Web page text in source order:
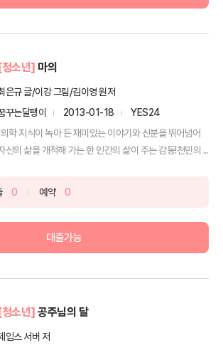
소년] 마의
은규 글/이강 그림/김이영 원저
꾸는달팽이
2013-01-18
YES24
학 지식이 녹아 든 재미있는 이야기와 신분을 뛰어넘어
신의 삶을 개척해 가는 한 인간의 삶이 주는 감동!천민의 ...
0 예약 0
대출가능
소년] 공주님의 달
임스 서버 저